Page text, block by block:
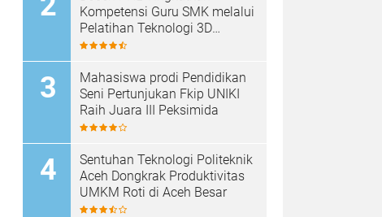
Kompetensi Guru SMK melalui
Pelatihan Teknologi 3D
Printing
Mahasiswa prodi Pendidikan
Seni Pertunjukan Fkip UNIKI
Raih Juara III Peksimida
Sentuhan Teknologi Politeknik
Aceh Dongkrak Produktivitas
UMKM Roti di Aceh Besar